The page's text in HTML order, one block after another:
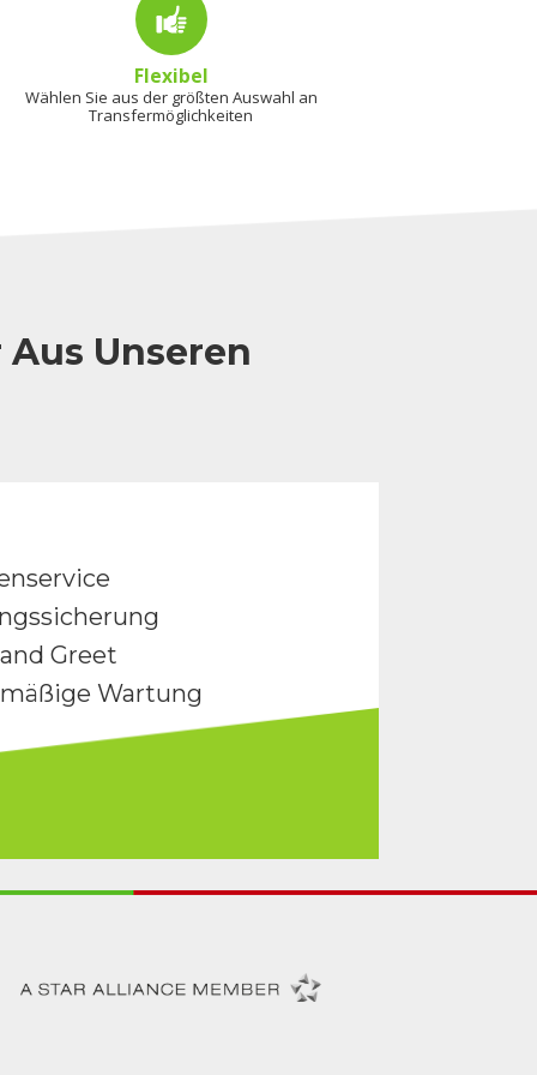
Flexibel
Wählen Sie aus der größten Auswahl an
Transfermöglichkeiten
Unseren
Greet
Wartung